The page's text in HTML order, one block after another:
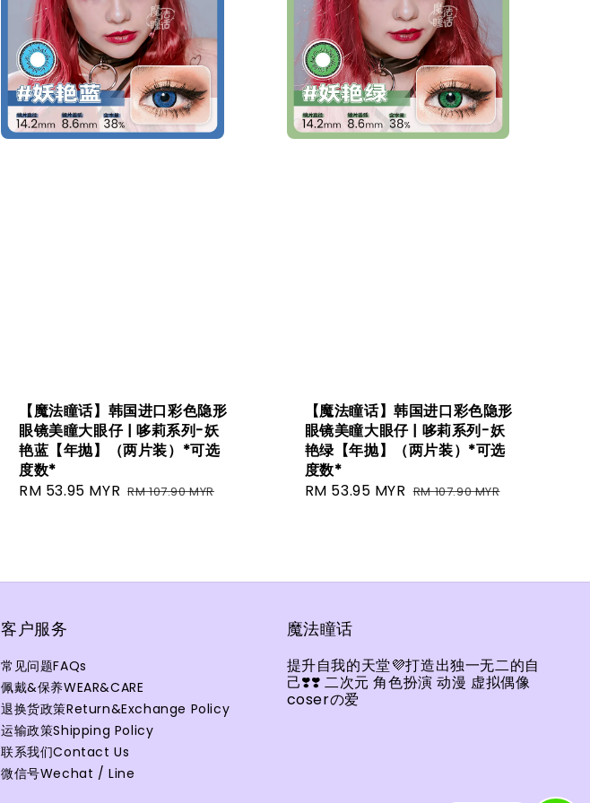
【魔法瞳话】韩国进口彩色隐形
眼镜美瞳大眼仔 | 哆莉系列-妖
艳蓝【年抛】（两片装）*可选
度数*
Sale
RM 53.95 MYR Regular
RM 107.90 MYR
【魔法瞳话】韩国进口彩色隐形
眼镜美瞳大眼仔 | 哆莉系列-妖
艳绿【年抛】（两片装）*可选
度数*
Sale
RM 53.95 MYR Regular
RM 107.90 MYR
客户服务
常见问题FAQs
佩戴&保养WEAR&CARE
退换货政策Return&Exchange Policy
运输政策Shipping Policy
联系我们Contact Us
微信号Wechat / Line
魔法瞳话
提升自我的天堂💜打造出独一无二的自
己❣️❣️ 二次元 角色扮演 动漫 虚拟偶像
coserの爱